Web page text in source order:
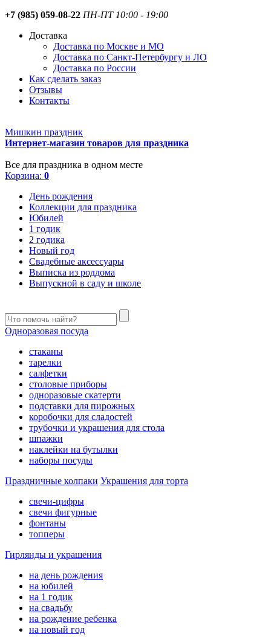
+7 (985) 059-08-22 ПН-ПТ 10:00 - 19:00
Доставка
Доставка по Москве и МО
Доставка по Санкт-Петербургу и ЛО
Доставка по России
Как сделать заказ
Отзывы
Контакты
Мишкин праздник
Интернет-магазин товаров для праздника
Все для праздника в одном месте
Корзина: 0
День рождения
Коллекции для праздника
Юбилей
1 годик
2 годика
Новый год
Свадебные аксессуары
Выписка из роддома
Выпускной в саду и школе
Одноразовая посуда
стаканы
тарелки
салфетки
столовые приборы
одноразовые скатерти
подставки для пирожных
коробочки для сладостей
трубочки и украшения для стола
шпажки
наклейки на бутылки
наборы посуды
Праздничные колпаки Украшения для торта
свечи-цифры
свечи фигурные
фонтаны
топперы
Гирлянды и украшения
на день рождения
на юбилей
на 1 годик
на свадьбу
на рождение ребенка
на новый год